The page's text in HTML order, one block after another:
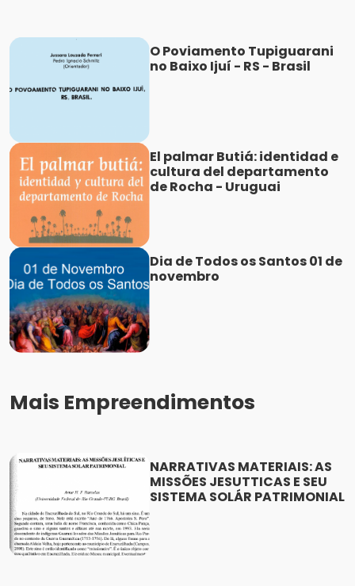
O Poviamento Tupiguarani
no Baixo Ijuí - RS - Brasil
El palmar Butiá: identidad e
cultura del departamento
de Rocha - Uruguai
Dia de Todos os Santos 01 de
novembro
Mais Empreendimentos
NARRATIVAS MATERIAIS: AS
MISSÕES JESUTTICAS E SEU
SISTEMA SOLÁR PATRIMONIAL